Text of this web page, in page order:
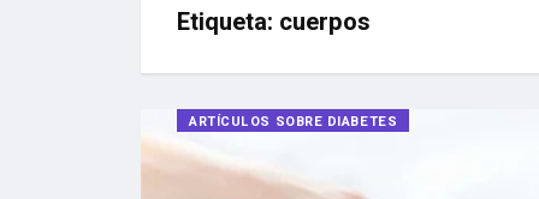
Etiqueta: cuerpos
ARTÍCULOS SOBRE DIABETES